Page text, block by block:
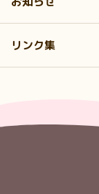
リンク集